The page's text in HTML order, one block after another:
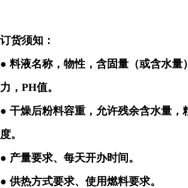
订货须知：
● 料液名称，物性，含固量（或含水量
力， PH值。
● 干燥后粉料容重，允许残余含水量，
度。
● 产量要求、每天开办时间。
● 供热方式要求、使用燃料要求。